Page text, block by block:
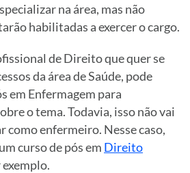
na área, mas não
habilitadas a exercer o cargo.
de Direito que quer se
da área de Saúde, pode
em Enfermagem para
o tema. Todavia, isso não vai
como enfermeiro. Nesse caso,
curso de pós em Direito
exemplo.